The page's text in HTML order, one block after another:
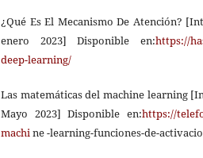
¿Qué Es El Mecanismo De Atención?
enero 2023] Disponible en:https://
deep-learning/
Las matemáticas del machine learning
Mayo 2023] Disponible en:https://
machi ne -learning-funciones-de-